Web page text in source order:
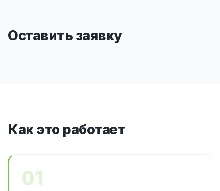
Оставить заявку
Как это работает
01